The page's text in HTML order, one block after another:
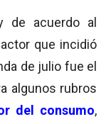
de acuerdo al
que incidió
de julio fue el
algunos rubros
del consumo,